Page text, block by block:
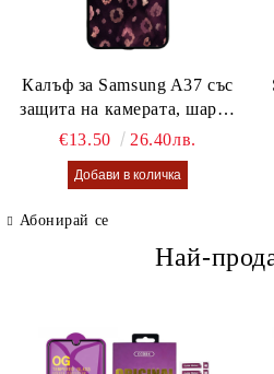
Калъф за Samsung A37 със
защита на камерата, шарен
калъф Lusi case
€13.50 26.40лв.
Абонирай се
Най-